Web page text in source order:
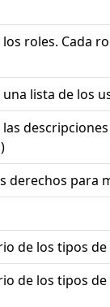
los roles. Cada
lista de los
derechos para
de los tipos
de los tipos